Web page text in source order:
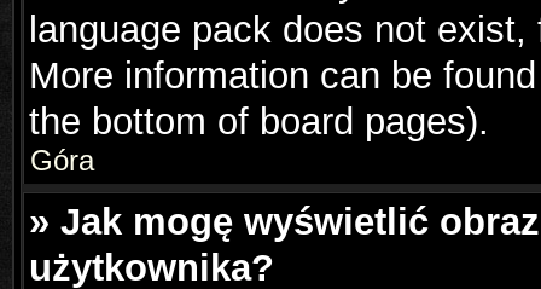
language pack does not
More information can be
the bottom of board pages).
Góra
» Jak mogę wyświetlić
użytkownika?